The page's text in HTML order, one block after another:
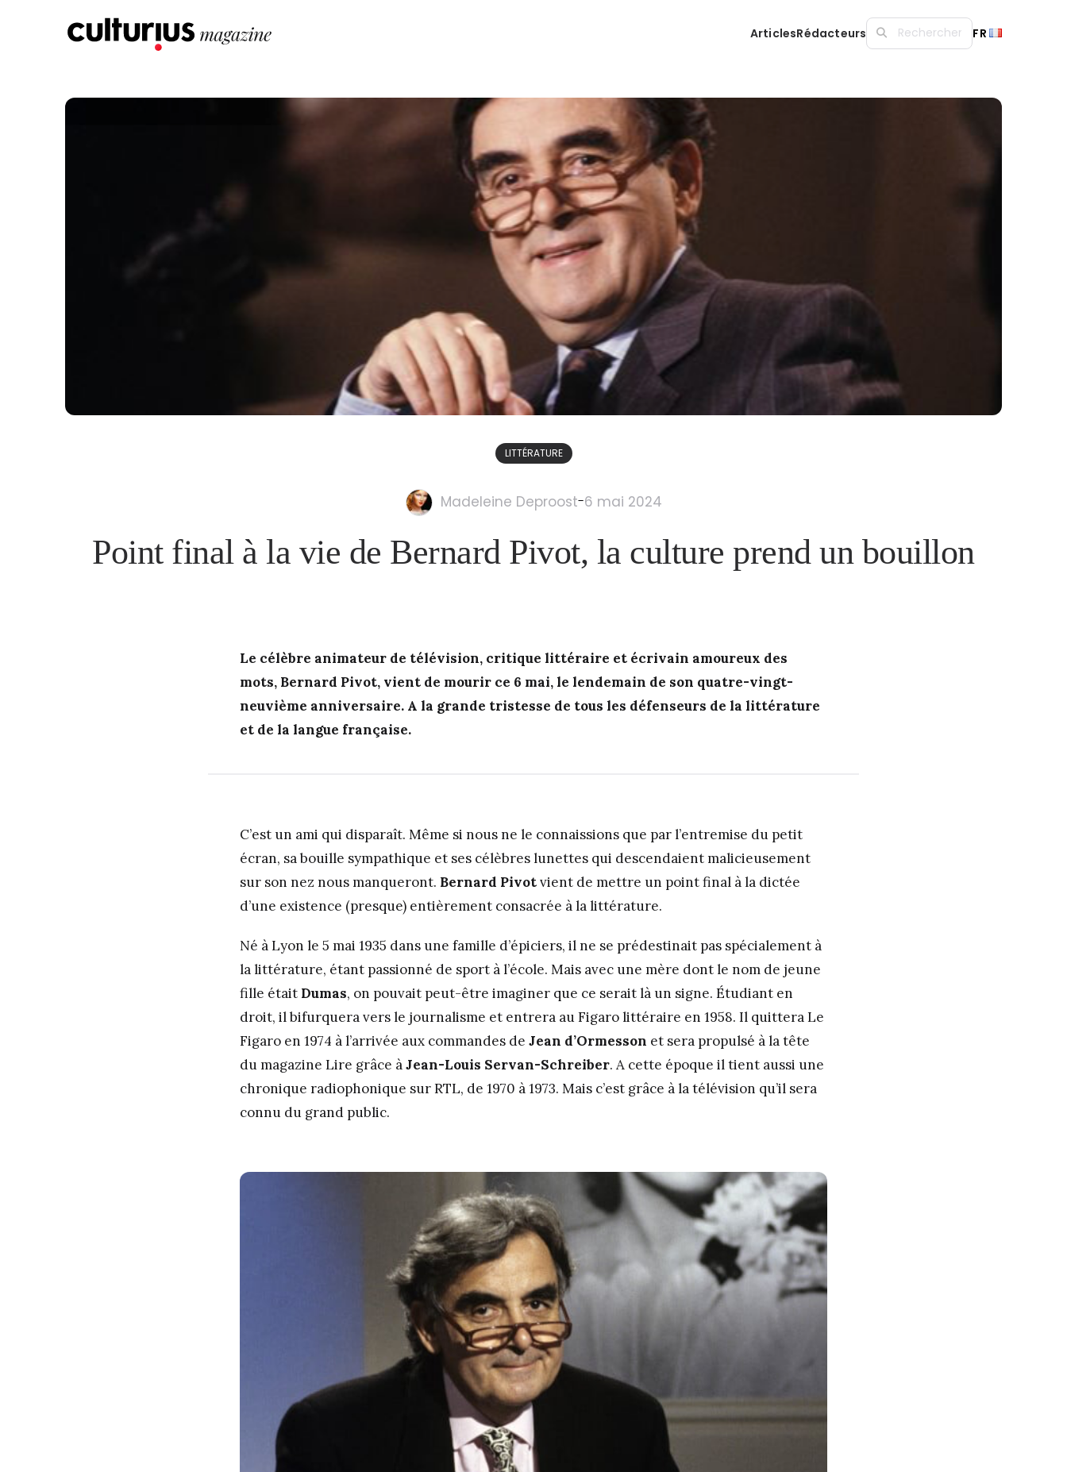
ArticlesRédacteurs FR
LITTÉRATURE
Madeleine Deproost-6 mai 2024
Point final à la vie de Bernard Pivot, la culture prend un bouillon
Le célèbre animateur de télévision, critique littéraire et écrivain amoureux des
mots, Bernard Pivot, vient de mourir ce 6 mai, le lendemain de son quatre-vingt-
neuvième anniversaire. A la grande tristesse de tous les défenseurs de la littérature
et de la langue française.
C’est un ami qui disparaît. Même si nous ne le connaissions que par l’entremise du petit
écran, sa bouille sympathique et ses célèbres lunettes qui descendaient malicieusement
sur son nez nous manqueront. Bernard Pivotvient de mettre un point final à la dictée
d’une existence (presque) entièrement consacrée à la littérature.
Né à Lyon le 5 mai 1935 dans une famille d’épiciers, il ne se prédestinait pas spécialement à
la littérature, étant passionné de sport à l’école. Mais avec une mère dont le nom de jeune
fille était Dumas, on pouvait peut-être imaginer que ce serait là un signe. Étudiant en
droit, il bifurquera vers le journalisme et entrera au Figaro littéraire en 1958. Il quittera Le
Figaro en 1974 à l’arrivée aux commandes de Jean d’Ormesson et sera propulsé à la tête
du magazine Lire grâce àJean-Louis Servan-Schreiber. A cette époque il tient aussi une
chronique radiophonique sur RTL, de 1970 à 1973. Mais c’est grâce à la télévision qu’il sera
connu du grand public.